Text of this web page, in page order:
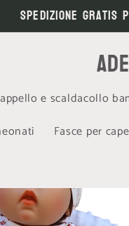
Spedizione gratis
e scaldacollo
Fasce per